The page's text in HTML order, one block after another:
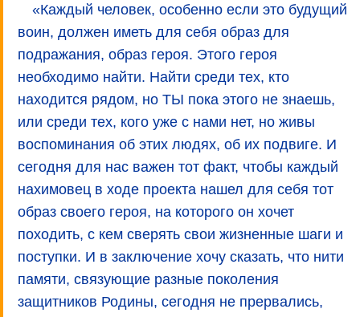
«Каждый человек, особенно если это будущий
воин, должен иметь для себя образ для
подражания, образ героя. Этого героя
необходимо найти. Найти среди тех, кто
находится рядом, но ТЫ пока этого не знаешь,
или среди тех, кого уже с нами нет, но живы
воспоминания об этих людях, об их подвиге. И
сегодня для нас важен тот факт, чтобы каждый
нахимовец в ходе проекта нашел для себя тот
образ своего героя, на которого он хочет
походить, с кем сверять свои жизненные шаги и
поступки. И в заключение хочу сказать, что нити
памяти, связующие разные поколения
защитников Родины, сегодня не прервались,